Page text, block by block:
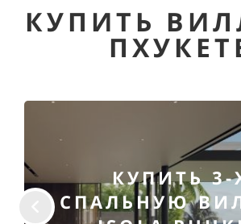
КУПИТЬ
КУПИТЬ 3-
СПАЛЬНУЮ